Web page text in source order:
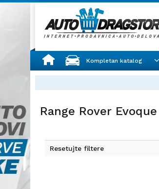
Kompletan katalog
Range Rover Evoque
Resetujte filtere